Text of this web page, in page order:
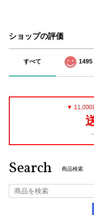
ショップの評価
すべて 1495
▼ 11,000
Search 商品検索